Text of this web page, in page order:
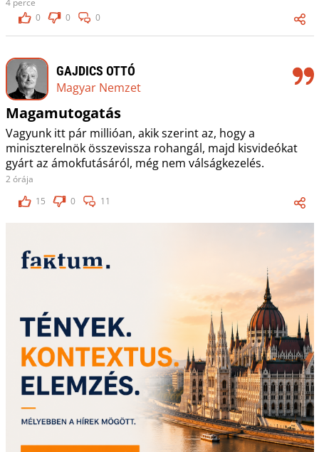
4 perce
0
0 0
GAJDICS OTTÓ
Magyar Nemzet
Magamutogatás
Vagyunk itt pár millióan, akik szerint az, hogy a
miniszterelnök összevissza rohangál, majd kisvideókat
gyárt az ámokfutásáról, még nem válságkezelés.
2 órája
15
0 11